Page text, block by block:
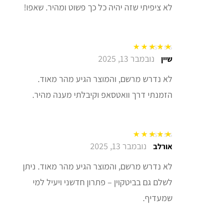
לא ציפיתי שזה יהיה כל כך פשוט ומהיר. שאפו!
דורג5מתוך 5 שיין נובמבר 13, 2025
לא נדרש מרשם, והמוצר הגיע מהר מאוד.
הזמנתי דרך וואטסאפ וקיבלתי מענה מהיר.
דורג5מתוך 5אורלב נובמבר 13, 2025
לא נדרש מרשם, והמוצר הגיע מהר מאוד. ניתן
לשלם גם בביטקוין – פתרון חדשני ויעיל למי
שמעדיף.